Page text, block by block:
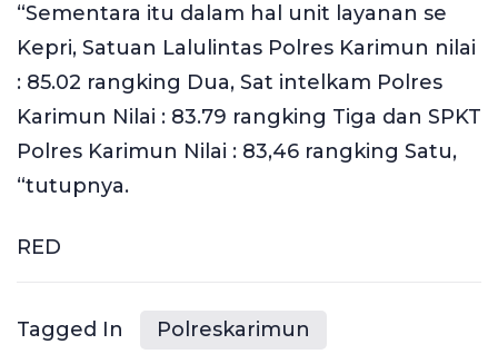
“Sementara itu dalam hal unit layanan se
Kepri, Satuan Lalulintas Polres Karimun nilai
: 85.02 rangking Dua, Sat intelkam Polres
Karimun Nilai : 83.79 rangking Tiga dan SPKT
Polres Karimun Nilai : 83,46 rangking Satu,
“tutupnya.
RED
Tagged In Polreskarimun